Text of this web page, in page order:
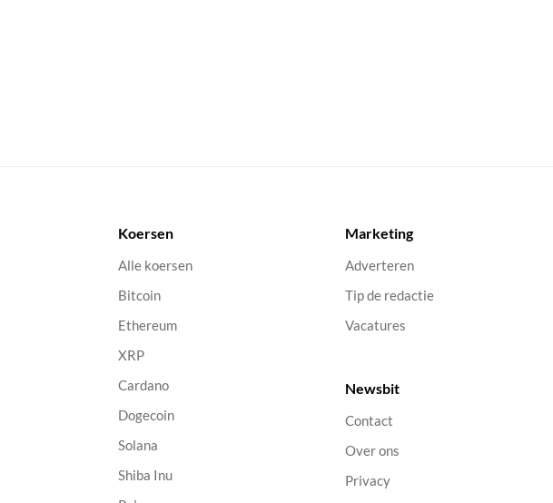
Koersen
Alle koersen
Bitcoin
Ethereum
XRP
Cardano
Dogecoin
Solana
Shiba Inu
Marketing
Adverteren
Tip de redactie
Vacatures
Newsbit
Contact
Over ons
Privacy